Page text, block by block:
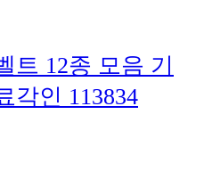
트 12종 모음 기
각인 113834